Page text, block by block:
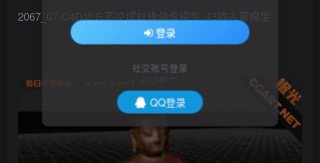
2067_07-C4D北方不空成就佛佛像模型_扫描古董模型
登录
社交账号登录
QQ登录